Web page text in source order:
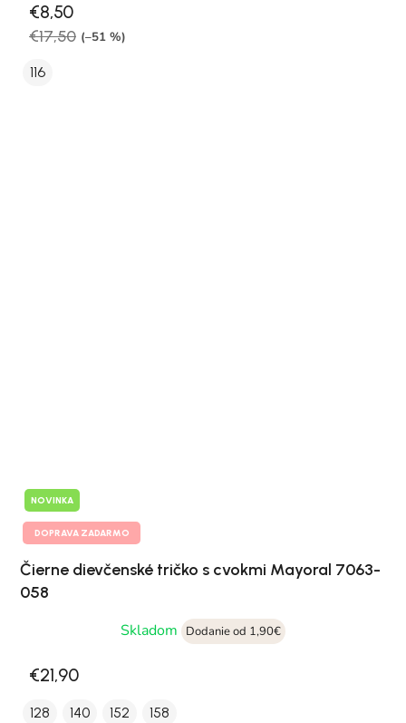
€8,50
€17,50 (–51 %)
116
NOVINKA
DOPRAVA ZADARMO
Čierne dievčenské tričko s cvokmi Mayoral 7063-
058
Skladom
Dodanie od 1,90€
€21,90
128 140 152 158